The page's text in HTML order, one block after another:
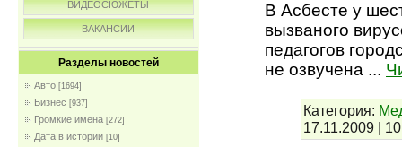
ВИДЕОСЮЖЕТЫ
ВАКАНСИИ
Разделы новостей
Авто [1694]
Бизнес [937]
Громкие имена [272]
Дата в истории [10]
В Асбесте у
вызваного
педагогов
не озвучена ...
Категория:
17.11.2009 |